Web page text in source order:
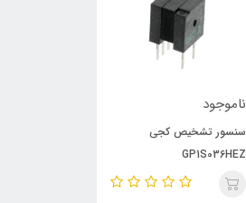
ناموجود
سنسور تشخيص كجي
GP1S036HEZ